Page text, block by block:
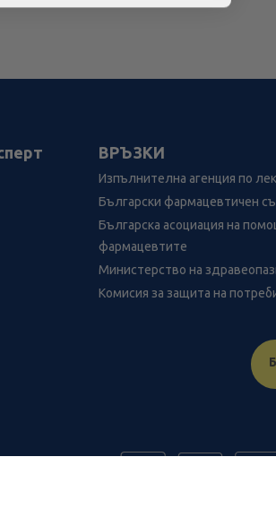
ВРЪЗКИ
Изпълнителна агенция по
Български фармацевтичен
Българска асоциация на
фармацевтите
Министерство на
Комисия за защита на